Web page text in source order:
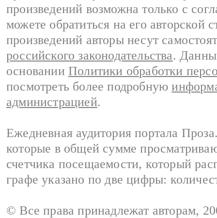
произведений возможна только с
можете обратиться на его авторской
произведений авторы несут
российского законодательства.
основании Политики обработки
посмотреть более подробную
администрацией.
Ежедневная аудитория портала
которые в общей сумме
счетчика посещаемости, который
графе указано по две цифры:
© Все права принадлежат авторам,